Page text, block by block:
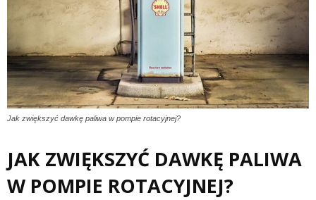
Jak zwiększyć dawkę paliwa w pompie rotacyjnej?
JAK ZWIĘKSZYĆ DAWKĘ PALIWA
W POMPIE ROTACYJNEJ?